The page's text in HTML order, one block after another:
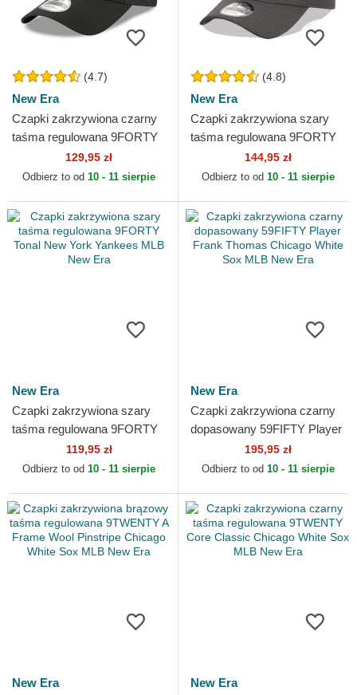
(4.7)
New Era
Czapki zakrzywiona czarny
taśma regulowana 9FORTY
The League Chicago White
Sox MLB New Era
129,95 zł
Odbierz to od 10 - 11 sierpie
(4.8)
New Era
Czapki zakrzywiona szary
taśma regulowana 9FORTY
Diamond Era New York
Yankees MLB New Era
144,95 zł
Odbierz to od 10 - 11 sierpie
New Era
Czapki zakrzywiona szary
taśma regulowana 9FORTY
Tonal New York Yankees
MLB New Era
119,95 zł
Odbierz to od 10 - 11 sierpie
New Era
Czapki zakrzywiona czarny
dopasowany 59FIFTY Player
Frank Thomas Chicago
White Sox MLB New Era
195,95 zł
Odbierz to od 10 - 11 sierpie
New Era
New Era